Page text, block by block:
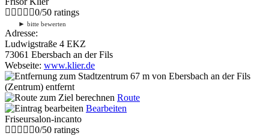
0/50 ratings
► bitte bewerten
Adresse:
Ludwigstraße 4 EKZ
73061 Ebersbach an der Fils
Webseite: www.klier.de
67 m von Ebersbach an der Fils
(Zentrum) entfernt
Route
Bearbeiten
Friseursalon-incanto
0/50 ratings